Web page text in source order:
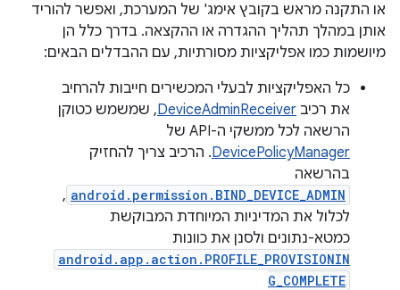
או התקנה מראש בקובץ אימג' של המערכת, ואפשר להוריד
אותן במהלך תהליך ההגדרה או ההקצאה. בדרך כלל הן
מיושמות כמו אפליקציות מסורתיות, עם ההבדלים הבאים:
כל האפליקציות לבעלי המכשירים חייבות להרחיב
את רכיב DeviceAdminReceiver, שמשמש כטוקן
הרשאה לכל ממשקי ה-API של
DevicePolicyManager. הרכיב צריך להחזיק
בהרשאה
android.permission.BIND_DEVICE_ADMIN
,
לכלול את המדיניות המיוחדת המבוקשת
כמטא-נתונים ולסנן את כוונות
android.app.action.PROFILE_PROVISIONIN
G_COMPLETE